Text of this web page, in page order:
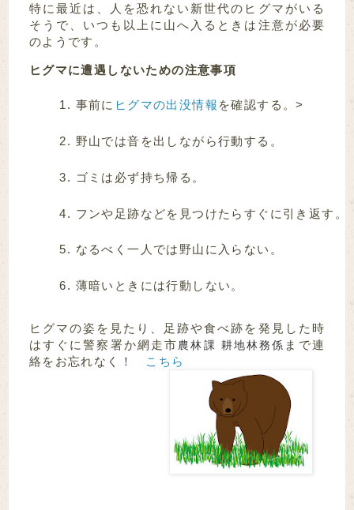
特に最近は、人を恐れない新世代のヒグマがいる
そうで、いつも以上に山へ入るときは注意が必要
のようです。
ヒグマに遭遇しないための注意事項
事前に ヒグマの出没情報 を確認する。>
野山では音を出しながら行動する。
ゴミは必ず持ち帰る。
フンや足跡などを見つけたらすぐに引き返す。
なるべく一人では野山に入らない。
薄暗いときには行動しない。
ヒグマの姿を見たり、足跡や食べ跡を発見した時
はすぐに警察署か網走市農林課 耕地林務係 まで連
絡をお忘れなく！ こちら